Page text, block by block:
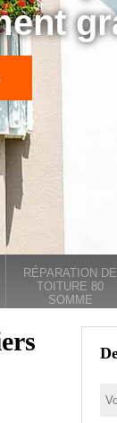
RÉPARATION DE
TOITURE 80
SOMME